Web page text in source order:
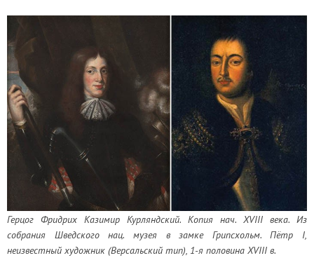
Герцог Фридрих Казимир Курляндский. Копия нач. XVIII века. Из
собрания Шведского нац. музея в замке Грипсхольм. Пётр I,
неизвестный художник (Версальский тип), 1-я половина XVIII в.